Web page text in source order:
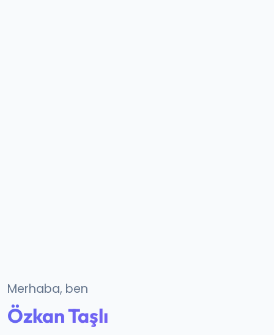
Merhaba, ben
Özkan Taşlı